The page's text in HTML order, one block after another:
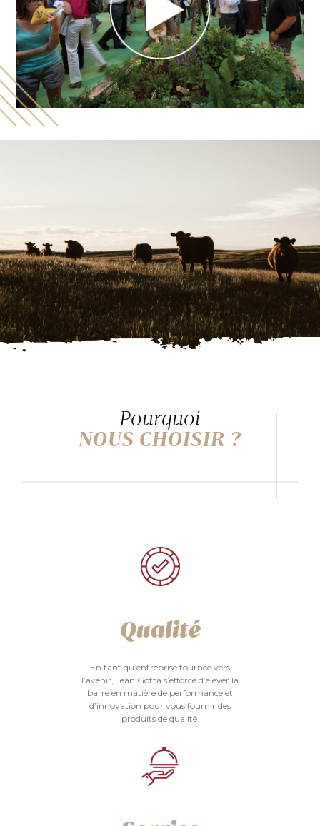
Pourquoi
NOUS CHOISIR ?
Qualité
En tant qu’entreprise tournée vers
l’avenir, Jean Gotta s’efforce d’élever la
barre en matière de performance et
d’innovation pour vous fournir des
produits de qualité.